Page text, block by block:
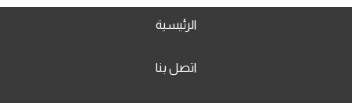
الرئيسية
اتصل بنا